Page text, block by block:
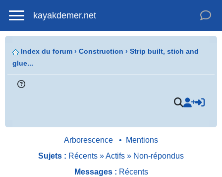
kayakdemer.net
Index du forum › Construction › Strip built, stich and
glue...
Arborescence •
Mentions
Sujets : Récents »Actifs » Non-répondus
Messages : Récents